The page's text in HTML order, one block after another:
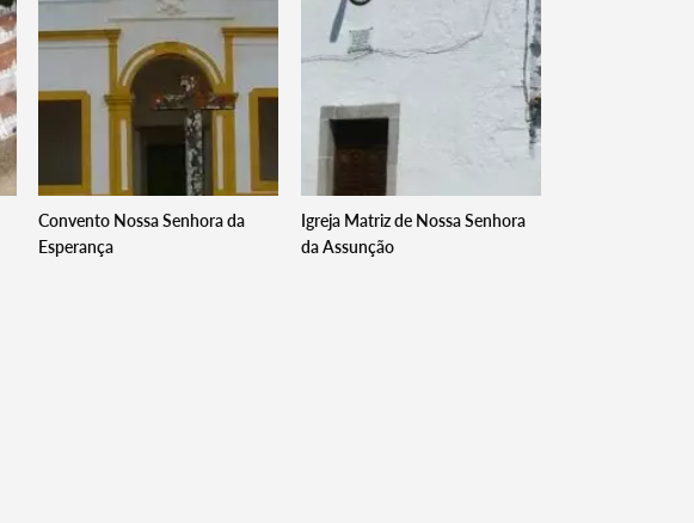
Convento Nossa Senhora da
Esperança
Igreja Matriz de Nossa Senhora
da Assunção